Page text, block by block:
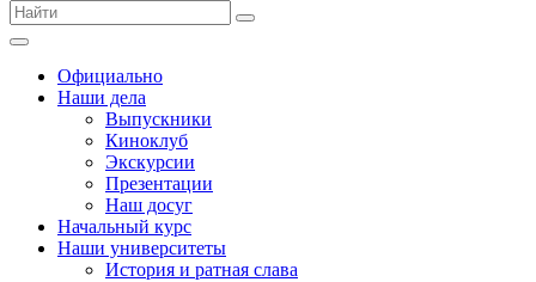
Официально
Наши дела
Выпускники
Киноклуб
Экскурсии
Презентации
Наш досуг
Начальный курс
Наши университеты
История и ратная слава